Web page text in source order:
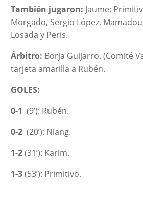
También jugaron: Jaume;
Morgado, Sergio López,
Losada y Peris.
Árbitro: Borja Guijarro. (Comité
tarjeta amarilla a Rubén.
GOLES:
0-1 (9’): Rubén.
0-2 (20’): Niang.
1-2(31’): Karim.
1-3(53’): Primitivo.